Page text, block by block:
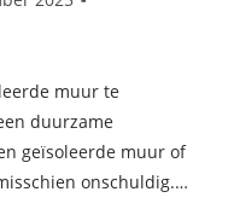
muur te
duurzame
geïsoleerde muur of
onschuldig.…